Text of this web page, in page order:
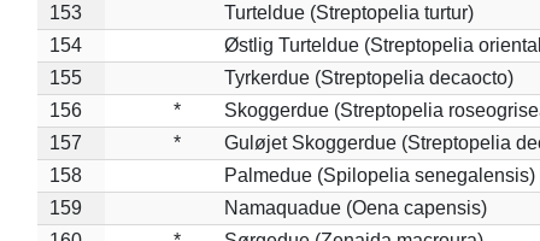
153
Turteldue (Streptopelia turtur)
154
Østlig Turteldue (Streptopelia
155
Tyrkerdue (Streptopelia decaocto)
156
*
Skoggerdue (Streptopelia
157
*
Guløjet Skoggerdue (Streptopelia
158
Palmedue (Spilopelia senegalensis)
159
Namaquadue (Oena capensis)